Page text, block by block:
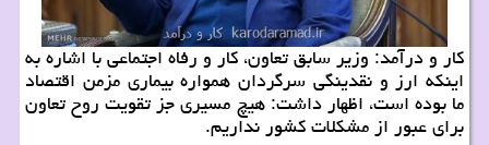
كار و درآمد: وزیر سابق تعاون، كار و رفاه اجتماعی با اشاره به
اینكه ارز و نقدینگی سرگردان همواره بیماری مزمن اقتصاد
ما بوده است، اظهار داشت: هیچ مسیری جز تقویت روح تعاون
برای عبور از مشكلات كشور نداریم.